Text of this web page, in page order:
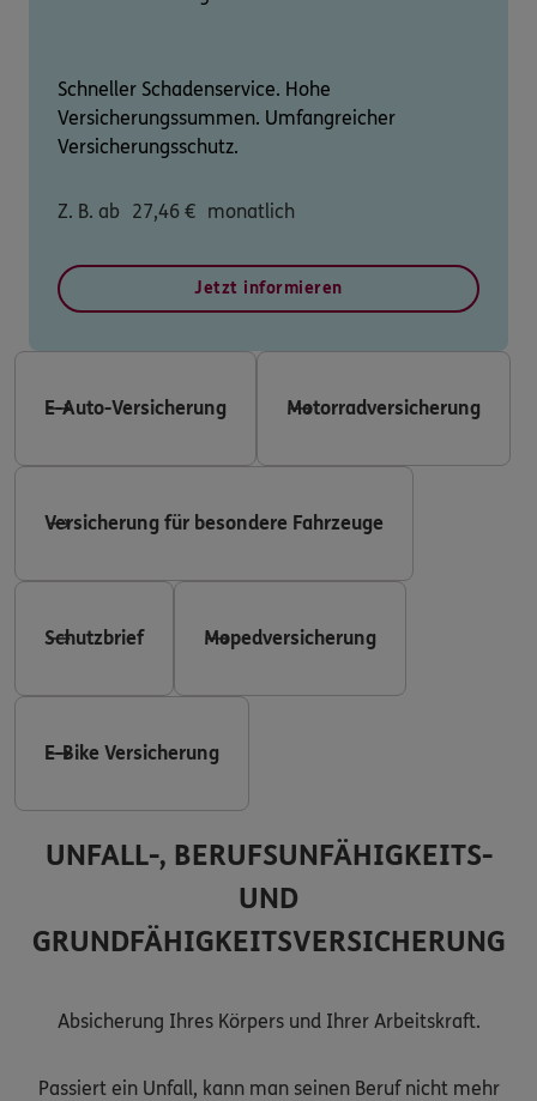
Schneller Schadenservice. Hohe
Versicherungssummen. Umfangreicher
Versicherungsschutz.
Z. B. ab 27,46 € monatlich
Jetzt informieren
E-Auto-Versicherung Motorradversicherung
Versicherung für besondere Fahrzeuge
Schutzbrief Mopedversicherung
E-Bike Versicherung
UNFALL-, BERUFSUNFÄHIGKEITS-
UND
GRUNDFÄHIGKEITSVERSICHERUNG
Absicherung Ihres Körpers und Ihrer Arbeitskraft.
Passiert ein Unfall, kann man seinen Beruf nicht mehr